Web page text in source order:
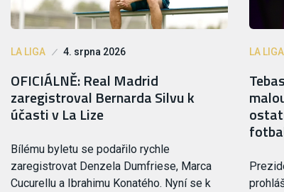
LA LIGA 4. srpna 2026
OFICIÁLNĚ: Real Madrid
zaregistroval Bernarda Silvu k
účasti v La Lize
Bílému byletu se podařilo rychle
zaregistrovat Denzela Dumfriese, Marca
Cucurellu a Ibrahimu Konatého. Nyní se k
LA LIGA